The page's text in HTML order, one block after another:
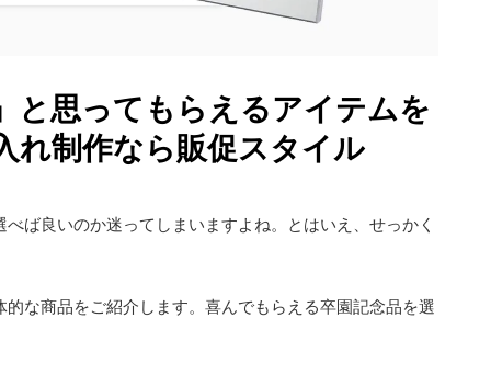
と思ってもらえるアイテムを
れ制作なら販促スタイル
ば良いのか迷ってしまいますよね。とはいえ、せっかく
な商品をご紹介します。喜んでもらえる卒園記念品を選